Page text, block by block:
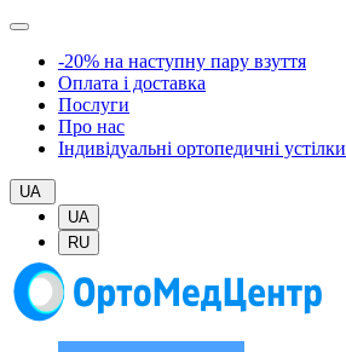
-20% на наступну пару взуття
Оплата і доставка
Послуги
Про нас
Індивідуальні ортопедичні устілки
UA
UA
RU